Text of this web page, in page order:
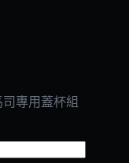
專用蓋杯組